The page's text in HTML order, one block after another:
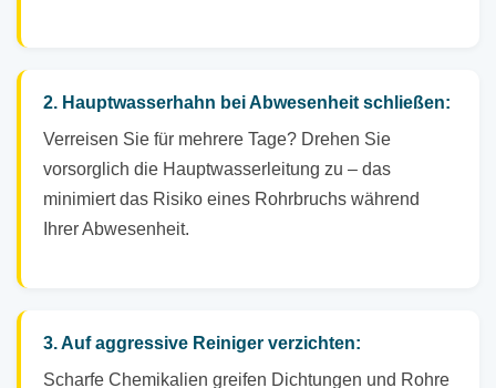
2. Hauptwasserhahn bei Abwesenheit schließen:
Verreisen Sie für mehrere Tage? Drehen Sie
vorsorglich die Hauptwasserleitung zu – das
minimiert das Risiko eines Rohrbruchs während
Ihrer Abwesenheit.
3. Auf aggressive Reiniger verzichten:
Scharfe Chemikalien greifen Dichtungen und Rohre